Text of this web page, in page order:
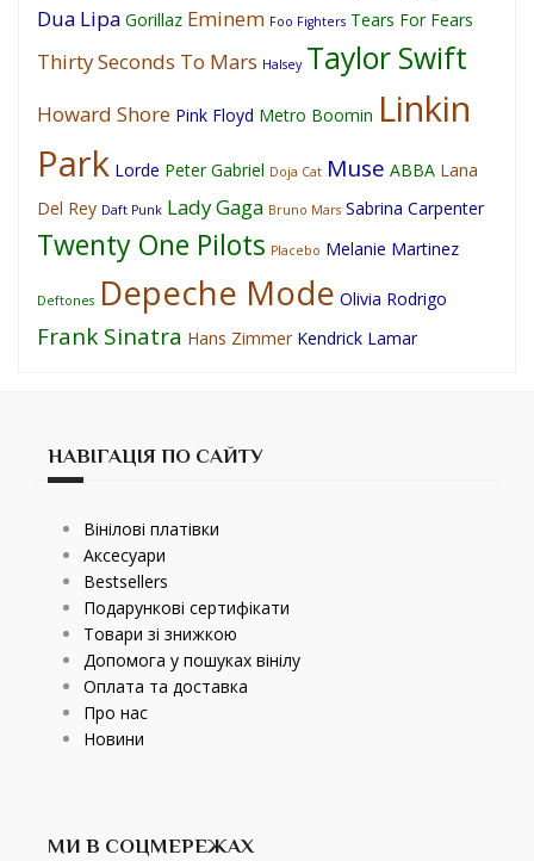
Dua Lipa Gorillaz Eminem Foo Fighters Tears For Fears
Thirty Seconds To Mars Halsey Taylor Swift
Howard Shore Pink Floyd Metro Boomin Linkin
Park Lorde Peter Gabriel Doja Cat Muse ABBA Lana
Del Rey Daft Punk Lady Gaga Bruno Mars Sabrina Carpenter
Twenty One Pilots Placebo Melanie Martinez
Deftones Depeche Mode Olivia Rodrigo
Frank Sinatra Hans Zimmer Kendrick Lamar
НАВІГАЦІЯ ПО САЙТУ
Вінілові платівки
Аксесуари
Bestsellers
Подарункові сертифікати
Товари зі знижкою
Допомога у пошуках вінілу
Оплата та доставка
Про нас
Новини
МИ В СОЦМЕРЕЖАХ